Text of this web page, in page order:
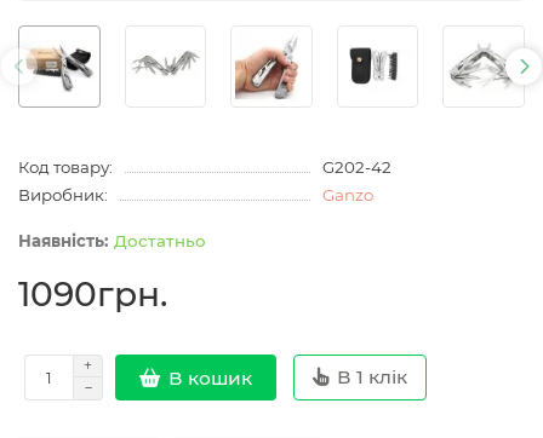
Код товару:
G202-42
Виробник:
Ganzo
Достатньо
1090грн.
В кошик В 1 клік